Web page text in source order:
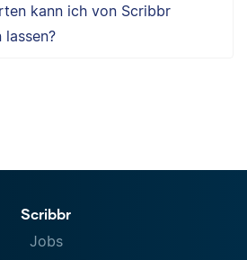
kann ich von Scribbr
lassen?
Scribbr
Jobs